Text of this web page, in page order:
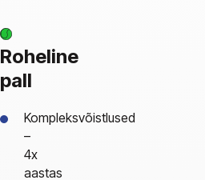
Roheline
pall
Kompleksvõistlused
–
4x
aastas